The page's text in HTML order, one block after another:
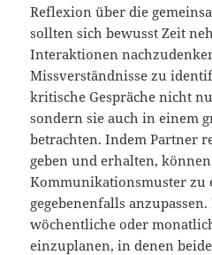
Reflexion über die
sollten sich bewusst Zeit
Interaktionen
Missverständnisse zu
kritische Gespräche nicht
sondern sie auch in einem
betrachten. Indem Partner
geben und erhalten,
Kommunikationsmuster zu
gegebenenfalls
wöchentliche oder
einzuplanen, in denen